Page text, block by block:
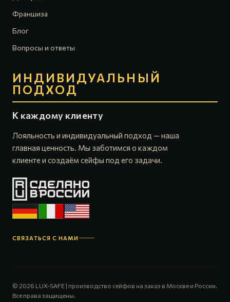
Франшиза
Блог
Вопросы и ответы
ИНДИВИДУАЛЬНЫЙ
ПОДХОД
К каждому клиенту
Лояльность и индивидуальный подход — наша
главная ценность. Мы заботимся о каждом
клиенте и создаём сейфы под его задачи.
СВЯЗАТЬСЯ С НАМИ
© 2026 LUX-SAFE | производство сейфов на заказ в Москве и России.
Все права защищены.